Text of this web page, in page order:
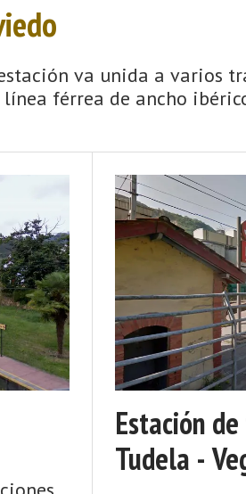
va unida a varios
férrea de ancho
Estación
Tudela -